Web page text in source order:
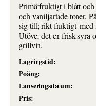
Primärfruktigt i blått
och vaniljartade toner.
sig till; rikt fruktigt, med
Utöver det en frisk syra
grillvin.
Lagringstid:
Poäng:
Lanseringsdatum:
Pris: